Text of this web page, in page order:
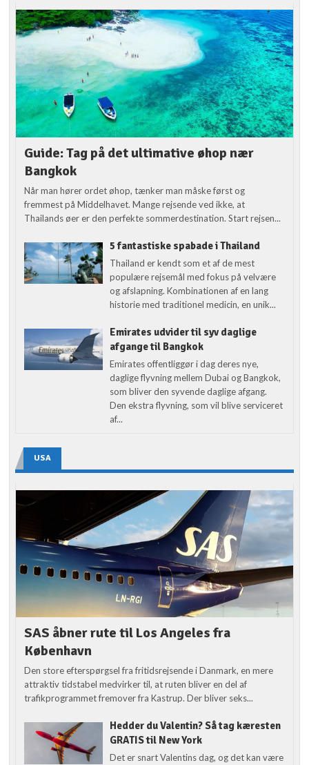
Guide: Tag på det ultimative øhop nær
Bangkok
Når man hører ordet øhop, tænker man måske først og
fremmest på Middelhavet. Mange rejsende ved ikke, at
Thailands øer er den perfekte sommerdestination. Start rejsen...
5 fantastiske spabade i Thailand
Thailand er kendt som et af de mest
populære rejsemål med fokus på velvære
og afslapning. Kombinationen af en lang
historie med traditionel medicin, en unik...
Emirates udvider til syv daglige
afgange til Bangkok
Emirates offentliggør i dag deres nye,
daglige flyvning mellem Dubai og Bangkok,
som bliver den syvende daglige afgang.
Den ekstra flyvning, som vil blive serviceret
af...
USA
SAS åbner rute til Los Angeles fra
København
Den store efterspørgsel fra fritidsrejsende i Danmark, en mere
attraktiv tidstabel medvirker til, at ruten bliver en del af
trafikprogrammet fremover fra Kastrup. Der bliver seks...
Hedder du Valentin? Så tag kæresten
GRATIS til New York
Det er snart Valentins dag, og det kan være